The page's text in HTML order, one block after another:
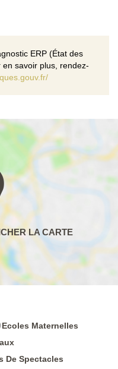
ERP (État des
savoir plus, rendez-
Ecoles Maternelles
De Spectacles